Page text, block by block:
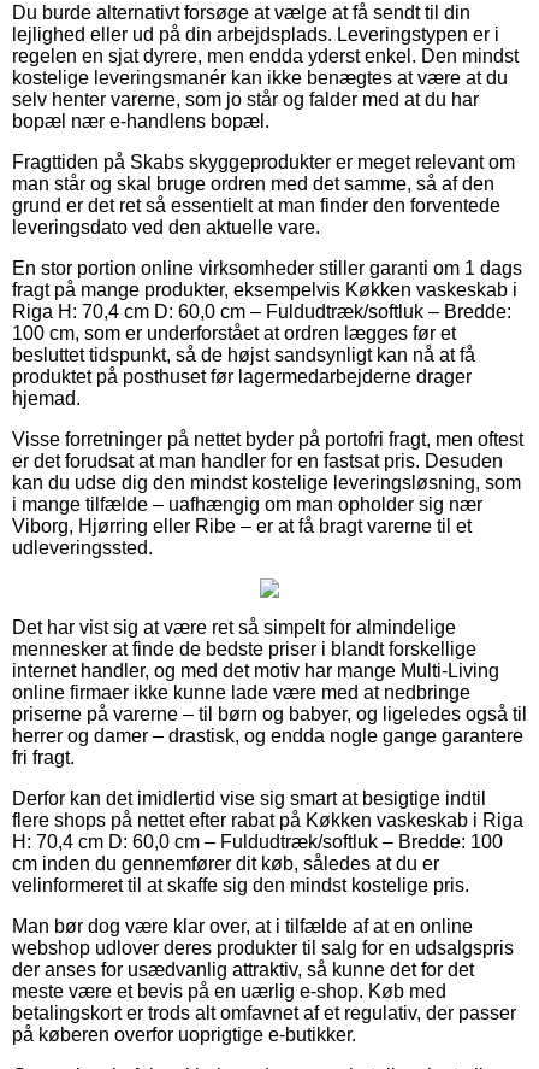
Du burde alternativt forsøge at vælge at få sendt til din
lejlighed eller ud på din arbejdsplads. Leveringstypen er i
regelen en sjat dyrere, men endda yderst enkel. Den mindst
kostelige leveringsmanér kan ikke benægtes at være at du
selv henter varerne, som jo står og falder med at du har
bopæl nær e-handlens bopæl.
Fragttiden på Skabs skyggeprodukter er meget relevant om
man står og skal bruge ordren med det samme, så af den
grund er det ret så essentielt at man finder den forventede
leveringsdato ved den aktuelle vare.
En stor portion online virksomheder stiller garanti om 1 dags
fragt på mange produkter, eksempelvis Køkken vaskeskab i
Riga H: 70,4 cm D: 60,0 cm – Fuldudtræk/softluk – Bredde:
100 cm, som er underforstået at ordren lægges før et
besluttet tidspunkt, så de højst sandsynligt kan nå at få
produktet på posthuset før lagermedarbejderne drager
hjemad.
Visse forretninger på nettet byder på portofri fragt, men oftest
er det forudsat at man handler for en fastsat pris. Desuden
kan du udse dig den mindst kostelige leveringsløsning, som
i mange tilfælde – uafhængig om man opholder sig nær
Viborg, Hjørring eller Ribe – er at få bragt varerne til et
udleveringssted.
Det har vist sig at være ret så simpelt for almindelige
mennesker at finde de bedste priser i blandt forskellige
internet handler, og med det motiv har mange Multi-Living
online firmaer ikke kunne lade være med at nedbringe
priserne på varerne – til børn og babyer, og ligeledes også til
herrer og damer – drastisk, og endda nogle gange garantere
fri fragt.
Derfor kan det imidlertid vise sig smart at besigtige indtil
flere shops på nettet efter rabat på Køkken vaskeskab i Riga
H: 70,4 cm D: 60,0 cm – Fuldudtræk/softluk – Bredde: 100
cm inden du gennemfører dit køb, således at du er
velinformeret til at skaffe sig den mindst kostelige pris.
Man bør dog være klar over, at i tilfælde af at en online
webshop udlover deres produkter til salg for en udsalgspris
der anses for usædvanlig attraktiv, så kunne det for det
meste være et bevis på en uærlig e-shop. Køb med
betalingskort er trods alt omfavnet af et regulativ, der passer
på køberen overfor uoprigtige e-butikker.